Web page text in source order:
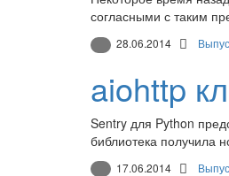
согласными с таким
28.06.2014
aiohttp
Sentry для Python
библиотека получила
17.06.2014